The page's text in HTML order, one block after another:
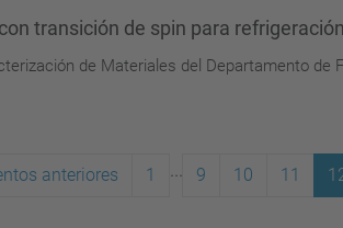
transición de spin para
de Materiales del Departamento de
anteriores 1 9 10 11